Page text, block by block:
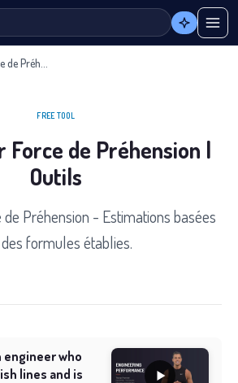
FREE TOOL
Force de Préhension |
Outils
Préhension - Estimations basées
formules établies.
engineer who
lines and is